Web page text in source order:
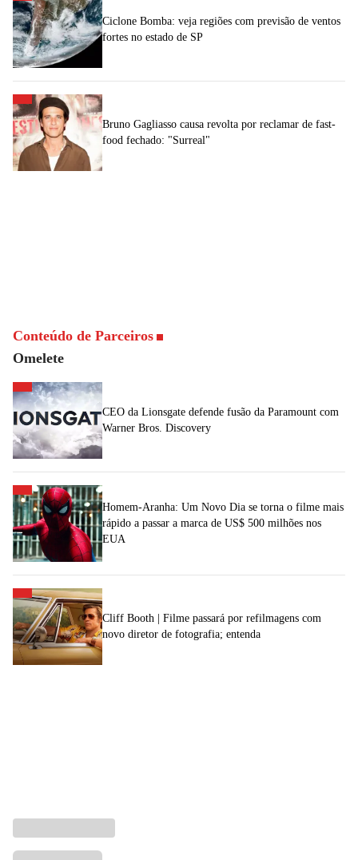
Ciclone Bomba: veja regiões com previsão de ventos
fortes no estado de SP
Bruno Gagliasso causa revolta por reclamar de fast-
food fechado: "Surreal"
Conteúdo de Parceiros
Omelete
CEO da Lionsgate defende fusão da Paramount com
Warner Bros. Discovery
Homem-Aranha: Um Novo Dia se torna o filme mais
rápido a passar a marca de US$ 500 milhões nos
EUA
Cliff Booth | Filme passará por refilmagens com
novo diretor de fotografia; entenda